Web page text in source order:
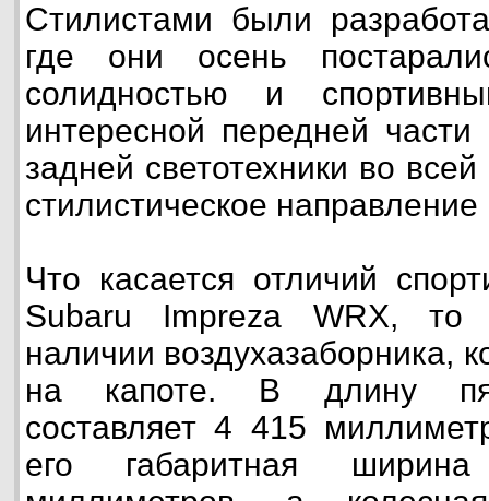
Стилистами были
где они осень
солидностью и
интересной передней
задней светотехники во
стилистическое
Что касается отличий
Subaru Impreza WRX,
наличии воздухазаборника,
на капоте. В длину
составляет 4 415
его габаритная